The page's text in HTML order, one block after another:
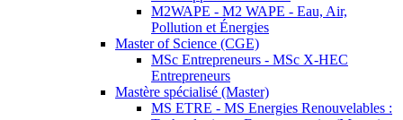
M2WAPE - M2 WAPE - Eau, Air,
Pollution et Énergies
Master of Science (CGE)
MSc Entrepreneurs - MSc X-HEC
Entrepreneurs
Mastère spécialisé (Master)
MS ETRE - MS Energies Renouvelables :